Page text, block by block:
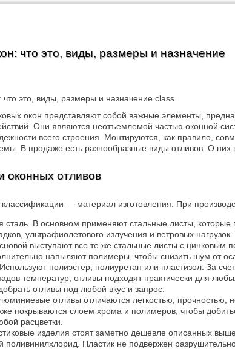
что это, виды, размеры и назначение
окон представляют собой важные элементы,
Они являются неотъемлемой частью оконной
всего строения. Монтируются, как правило,
В продаже есть разнообразные виды отливов. О них
оконных отливов
— материал изготовления. При
сталь. В основном применяют стальные листы,
ультрафиолетового излучения и ветровых
выступают все те же стальные листы с цинковым
напыляют полимеры, чтобы снизить шум от
полиэстер, полиуретан или пластизол. За
температур, отливы подходят практически для
отливы под любой вкус и запрос.
отливы отличаются легкостью, прочностью,
покрываются слоем хрома и полимеров, чтобы
расцветки.
изделия стоят заметно дешевле описанных
поливинилхлорид. Пластик не подвержен